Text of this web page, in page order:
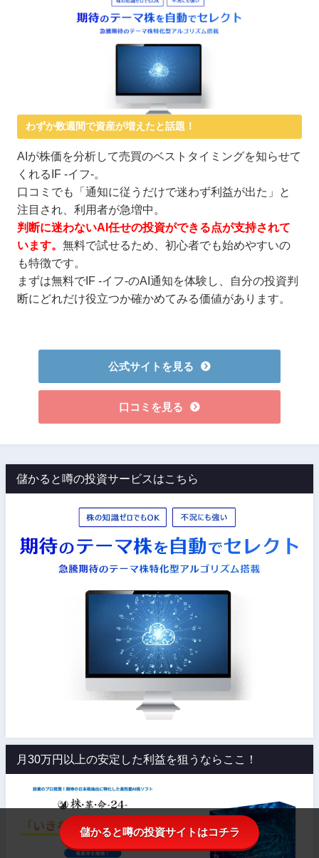
わずか数週間で資産が増えたと話題！
AIが株価を分析して売買のベストタイミングを知らせて
くれるIF -イフ-。
口コミでも「通知に従うだけで迷わず利益が出た」と
注目され、利用者が急増中。
判断に迷わないAI任せの投資ができる点が支持されて
います。無料で試せるため、初心者でも始めやすいの
も特徴です。
まずは無料でIF -イフ-のAI通知を体験し、自分の投資判
断にどれだけ役立つか確かめてみる価値があります。
公式サイトを見る
口コミを見る
儲かると噂の投資サービスはこちら
月30万円以上の安定した利益を狙うならここ！
儲かると噂の投資サイトはコチラ